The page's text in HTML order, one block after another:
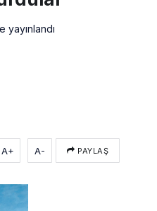
yayınlandı
A+ A- PAYLAŞ